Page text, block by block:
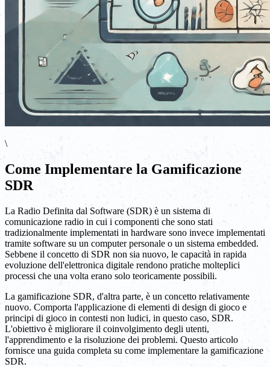
\
Come Implementare la Gamificazione
SDR
La Radio Definita dal Software (SDR) è un sistema di
comunicazione radio in cui i componenti che sono stati
tradizionalmente implementati in hardware sono invece implementati
tramite software su un computer personale o un sistema embedded.
Sebbene il concetto di SDR non sia nuovo, le capacità in rapida
evoluzione dell'elettronica digitale rendono pratiche molteplici
processi che una volta erano solo teoricamente possibili.
La gamificazione SDR, d'altra parte, è un concetto relativamente
nuovo. Comporta l'applicazione di elementi di design di gioco e
principi di gioco in contesti non ludici, in questo caso, SDR.
L'obiettivo è migliorare il coinvolgimento degli utenti,
l'apprendimento e la risoluzione dei problemi. Questo articolo
fornisce una guida completa su come implementare la gamificazione
SDR.